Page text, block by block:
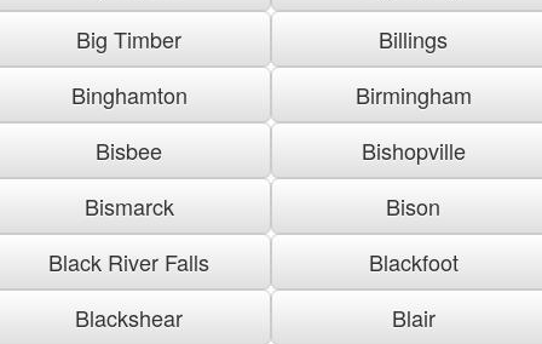
Big Timber
Billings
Binghamton
Birmingham
Bisbee
Bishopville
Bismarck
Bison
Black River Falls
Blackfoot
Blackshear
Blair